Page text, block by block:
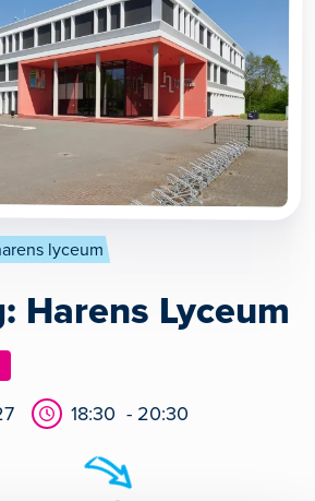
lyceum
Harens Lyceum
Tijd 18:30 - 20:30